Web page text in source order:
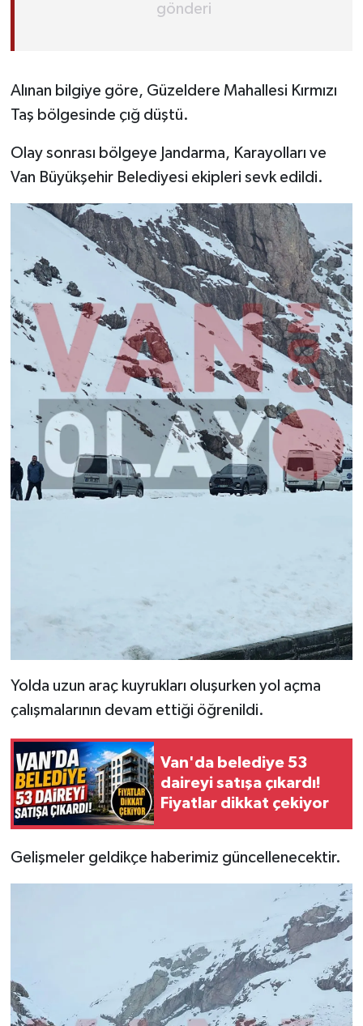
gönderi
Alınan bilgiye göre, Güzeldere Mahallesi Kırmızı
Taş bölgesinde çığ düştü.
Olay sonrası bölgeye Jandarma, Karayolları ve
Van Büyükşehir Belediyesi ekipleri sevk edildi.
Yolda uzun araç kuyrukları oluşurken yol açma
çalışmalarının devam ettiği öğrenildi.
Van'da belediye 53
daireyi satışa çıkardı!
Fiyatlar dikkat çekiyor
Gelişmeler geldikçe haberimiz güncellenecektir.